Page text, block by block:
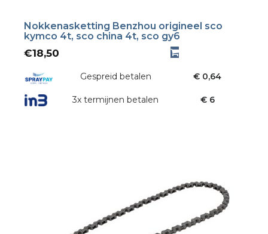
Nokkenasketting Benzhou origineel sco
kymco 4t, sco china 4t, sco gy6
€18,50
Gespreid betalen € 0,64
3x termijnen betalen € 6